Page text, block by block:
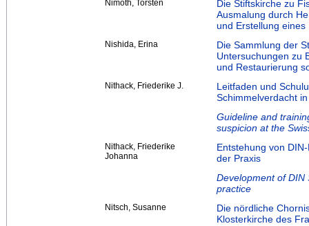
Nimoth, Torsten
Die Stiftskirche zu
Ausmalung durch
und Erstellung
Nishida, Erina
Die Sammlung der
Untersuchungen zu
und Restaurierung
Nithack, Friederike J.
Leitfaden und
Schimmelverdacht
Guideline and
suspicion at the
Nithack, Friederike
Johanna
Entstehung von
der Praxis
Development of DIN
practice
Nitsch, Susanne
Die nördliche
Klosterkirche des